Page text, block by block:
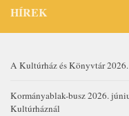
HÍREK
A Kultúrház és Könyvtár
Kormányablak-busz 2026.
Kultúrháznál